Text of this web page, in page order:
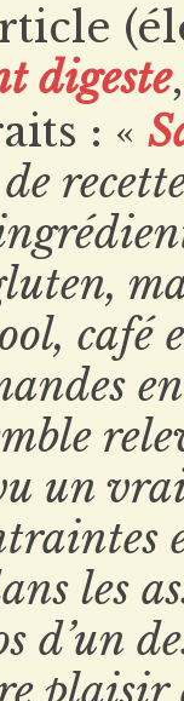
digeste
: «
café
un
les
d’un